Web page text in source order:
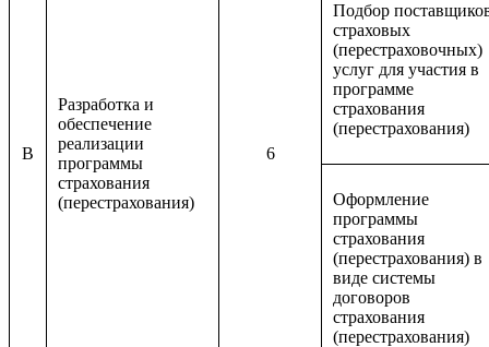
B
Разработка и
обеспечение
реализации
программы
страхования
(перестрахования)
6
Подбор
страховых
(перестраховочных)
услуг для участия в
программе
страхования
(перестрахования)
Оформление
программы
страхования
(перестрахования) в
виде системы
договоров
страхования
(перестрахования)